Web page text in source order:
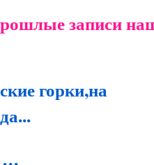
записи
горки,на